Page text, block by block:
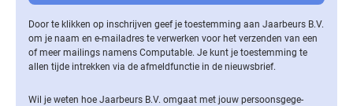
Door te klikken op inschrijven geef je toestemming aan Jaarbeurs B.V.
om je naam en e-mailadres te verwerken voor het verzenden van een
of meer mailings namens Computable. Je kunt je toestemming te
allen tijde intrekken via de af­meld­func­tie in de nieuwsbrief.
Wil je weten hoe Jaarbeurs B.V. omgaat met jouw per­soons­ge­ge­